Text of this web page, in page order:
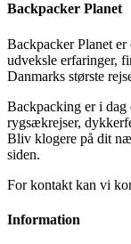
Backpacker Planet
Backpacker Planet er
udveksle erfaringer,
Danmarks største
Backpacking er i
rygsækrejser,
Bliv klogere på dit
siden.
For kontakt kan vi
Information